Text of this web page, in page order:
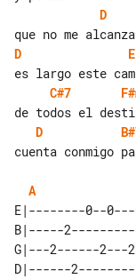
D
D
E
C#7
D
cuenta conmigo
A
E|--------0--
B|-----
G|---2------2---
D|------